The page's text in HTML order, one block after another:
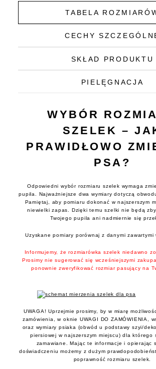
TABELA
CECHY
SKŁAD PRODUKTU
PIELĘGNACJA
WYBÓR
SZELEK –
PRAWIDŁOWO
PSA?
Odpowiedni wybór rozmiaru szelek wymaga
pupila. Najważniejsze dwa wymiary dotyczą
Pamiętaj, aby pomiaru dokonać w najszerszym
niewielki zapas. Dzięki temu szelki nie będą
Twojego pupila ani nadmiernie się
Uzyskane pomiary porównaj z danymi zawartymi
Informujemy, że rozmiarówka szelek niedawno
Prosimy nie sugerować się wcześniejszymi
ponownie zweryfikować rozmiar pasujący na
UWAGA! Uprzejmie prosimy, by w miarę
zamówienia, w oknie UWAGI DO ZAMÓWIENIA,
oraz wymiary psiaka (obwód u podstawy szyi/
piersiowej w najszerszym miejscu) dla którego
zamawiane. Mając te informacje i opierając
doświadczeniu możemy z dużym
poprawność rozmiaru szelek.